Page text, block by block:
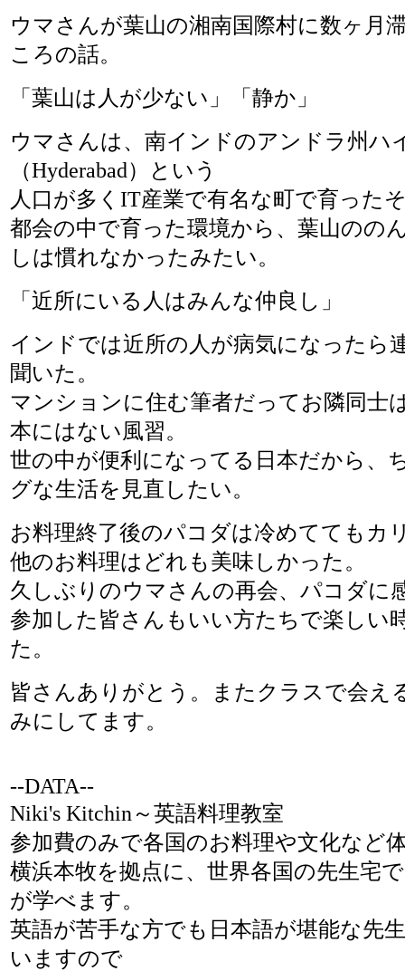
ウマさんが葉山の湘南国際村に数ヶ月
ころの話。
「葉山は人が少ない」「静か」
ウマさんは、南インドのアンドラ州ハ
（Hyderabad）という
人口が多くIT産業で有名な町で育った
都会の中で育った環境から、葉山のの
しは慣れなかったみたい。
「近所にいる人はみんな仲良し」
インドでは近所の人が病気になったら
聞いた。
マンションに住む筆者だってお隣同士
本にはない風習。
世の中が便利になってる日本だから、
グな生活を見直したい。
お料理終了後のパコダは冷めててもカ
他のお料理はどれも美味しかった。
久しぶりのウマさんの再会、パコダに
参加した皆さんもいい方たちで楽しい
た。
皆さんありがとう。またクラスで会え
みにしてます。
--DATA--
Niki's Kitchin～英語料理教室
参加費のみで各国のお料理や文化など
横浜本牧を拠点に、世界各国の先生宅
が学べます。
英語が苦手な方でも日本語が堪能な先
いますので